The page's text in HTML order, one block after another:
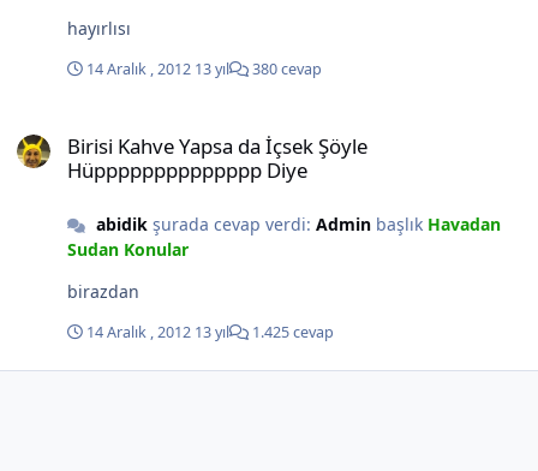
hayırlısı
14 Aralık , 2012 13 yıl 380 cevap
Birisi Kahve Yapsa da İçsek Şöyle
Hüpppppppppppppp Diye
abidikşurada cevap verdi: Adminbaşlık Havadan
Sudan Konular
birazdan
14 Aralık , 2012 13 yıl 1.425 cevap